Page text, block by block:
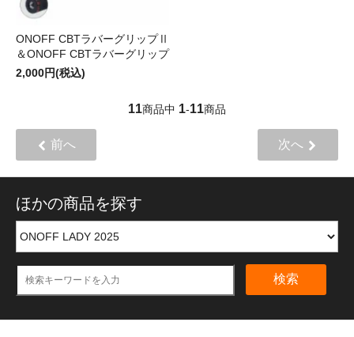
ONOFF CBTラバーグリップⅡ
＆ONOFF CBTラバーグリップ
2,000円(税込)
11商品中 1-11商品
前へ 次へ
ほかの商品を探す
検索